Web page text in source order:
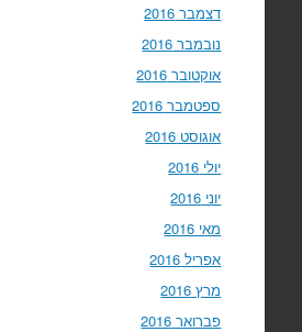
דצמבר 2016
נובמבר 2016
אוקטובר 2016
ספטמבר 2016
אוגוסט 2016
יולי 2016
יוני 2016
מאי 2016
אפריל 2016
מרץ 2016
פברואר 2016